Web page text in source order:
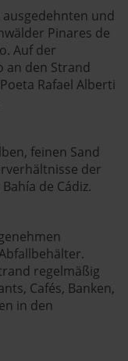
und
Pinares de
Auf der
an den Strand
Rafael Alberti
feinen Sand
der
de Cádiz.
regelmäßig
Cafés, Banken,
in den